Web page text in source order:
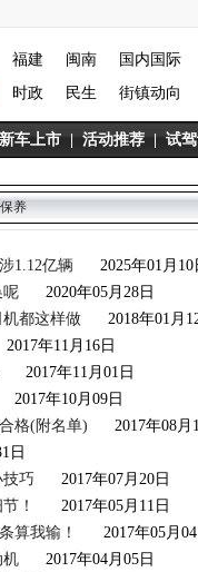
福建 闽南
国内国际
时政 民生 街镇动向
新车上市 活动推荐 试
养
1.12亿辆
2025年01月10
呢
2020年05月28日
都这样做
2018年01月
2017年11月16日
2017年11月01日
2017年10月09日
格(附名单)
2017年08月
日
巧
2017年07月20日
！
2017年05月11日
算我输！
2017年05月
机
2017年04月05日